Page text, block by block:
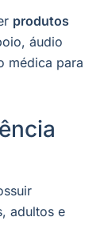
produtos
áudio
médica para
adultos e